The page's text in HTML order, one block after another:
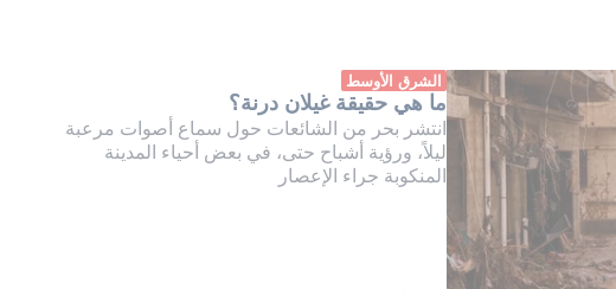
الشرق الأوسط
ما هي حقيقة غيلان درنة؟
انتشر بحر من الشائعات حول سماع أصوات مرعبة
ليلاً، ورؤية أشباح حتى، في بعض أحياء المدينة
المنكوبة جراء الإعصار